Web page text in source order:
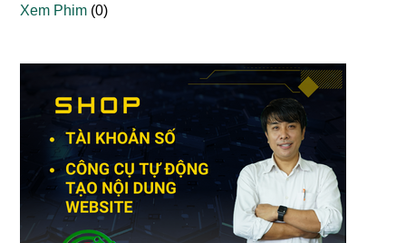
Xem Phim (0)